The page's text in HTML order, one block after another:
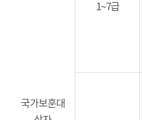
국가보훈대
1~7급